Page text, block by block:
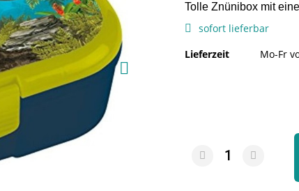
Tolle Znünibox mit
sofort lieferbar
Lieferzeit
Mo-Fr